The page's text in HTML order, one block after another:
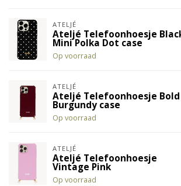
ATELJÉ
Ateljé Telefoonhoesje
Mini Polka Dot case
Op voorraad
ATELJÉ
Ateljé Telefoonhoesje Bold
Burgundy case
Op voorraad
ATELJÉ
Ateljé Telefoonhoesje
Vintage Pink
Op voorraad